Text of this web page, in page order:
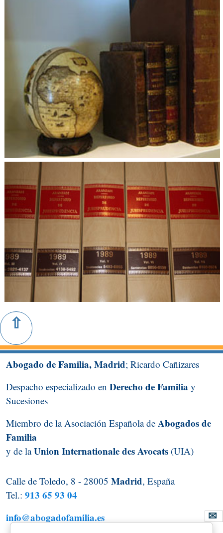
Abogado de Familia, Madrid; Ricardo Cañizares
Despacho especializado en Derecho de Familia y
Sucesiones
Miembro de la Asociación Española de Abogados de
Familia
y de laUnion Internationale des Avocats (UIA)
Calle de Toledo, 8 - 28005 Madrid, España
Tel.: 913 65 93 04
info@abogadofamilia.es